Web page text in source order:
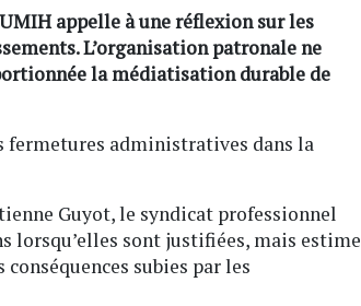
appelle à une réflexion sur les
L’organisation patronale ne
la médiatisation durable de
fermetures administratives dans la
Guyot, le syndicat professionnel
lorsqu’elles sont justifiées, mais estime
subies par les